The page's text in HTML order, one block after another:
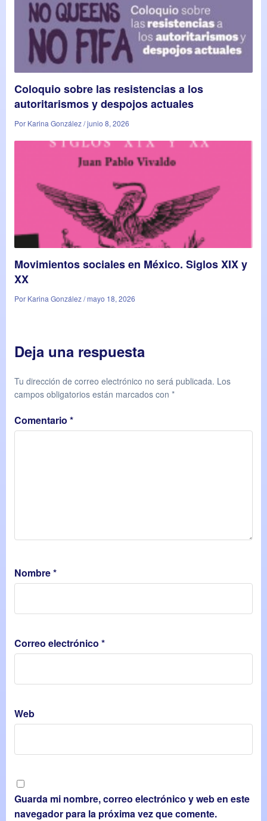
Coloquio sobre las resistencias a los
autoritarismos y despojos actuales
Por Karina González / junio 8, 2026
Movimientos sociales en México. Siglos XIX y
XX
Por Karina González / mayo 18, 2026
Deja una respuesta
Tu dirección de correo electrónico no será publicada. Los
campos obligatorios están marcados con *
Comentario *
Nombre*
Correo electrónico *
Web
Guarda mi nombre, correo electrónico y web en este
navegador para la próxima vez que comente.